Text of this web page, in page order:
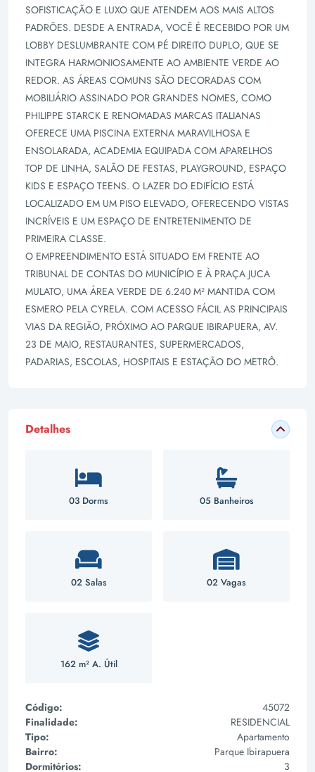
SOFISTICAÇÃO E LUXO QUE ATENDEM AOS MAIS ALTOS
PADRÕES. DESDE A ENTRADA, VOCÊ É RECEBIDO POR UM
LOBBY DESLUMBRANTE COM PÉ DIREITO DUPLO, QUE SE
INTEGRA HARMONIOSAMENTE AO AMBIENTE VERDE AO
REDOR. AS ÁREAS COMUNS SÃO DECORADAS COM
MOBILIÁRIO ASSINADO POR GRANDES NOMES, COMO
PHILIPPE STARCK E RENOMADAS MARCAS ITALIANAS
OFERECE UMA PISCINA EXTERNA MARAVILHOSA E
ENSOLARADA, ACADEMIA EQUIPADA COM APARELHOS
TOP DE LINHA, SALÃO DE FESTAS, PLAYGROUND, ESPAÇO
KIDS E ESPAÇO TEENS. O LAZER DO EDIFÍCIO ESTÁ
LOCALIZADO EM UM PISO ELEVADO, OFERECENDO VISTAS
INCRÍVEIS E UM ESPAÇO DE ENTRETENIMENTO DE
PRIMEIRA CLASSE.
O EMPREENDIMENTO ESTÁ SITUADO EM FRENTE AO
TRIBUNAL DE CONTAS DO MUNICÍPIO E À PRAÇA JUCA
MULATO, UMA ÁREA VERDE DE 6.240 M² MANTIDA COM
ESMERO PELA CYRELA. COM ACESSO FÁCIL AS PRINCIPAIS
VIAS DA REGIÃO, PRÓXIMO AO PARQUE IBIRAPUERA, AV.
23 DE MAIO, RESTAURANTES, SUPERMERCADOS,
PADARIAS, ESCOLAS, HOSPITAIS E ESTAÇÃO DO METRÔ.
Detalhes
03 Dorms 05 Banheiros
02 Salas 02 Vagas
162 m² A. Útil
Código:
45072
Finalidade:
RESIDENCIAL
Tipo:
Apartamento
Bairro:
Parque Ibirapuera
Dormitórios:
3